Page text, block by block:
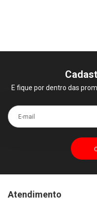
E fique por dentro das
E-mail
Atendimento